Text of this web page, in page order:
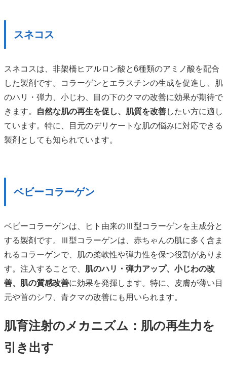
スネコス
スネコスは、非架橋ヒアルロン酸と6種類のアミノ酸を配合
した製剤です。コラーゲンとエラスチンの生成を促進し、肌
のハリ・弾力、小じわ、目の下のクマの改善に効果が期待で
きます。
自然な肌の再生を促し、肌質を改善したい方に適し
ています。特に、目元のデリケートな肌の悩みに対応できる
製剤としても知られています。
ベビーコラーゲン
ベビーコラーゲンは、ヒト由来のⅢ型コラーゲンを主成分と
する製剤です。Ⅲ型コラーゲンは、赤ちゃんの肌に多く含ま
れるコラーゲンで、肌の柔軟性や弾力性を保つ役割がありま
す。注入することで、 肌のハリ・弾力アップ、小じわの改
善、肌の質感改善に効果を発揮します。特に、皮膚が薄い目
元や首のシワ、青クマの改善にも用いられます。
肌育注射のメカニズム：肌の再生力を
引き出す